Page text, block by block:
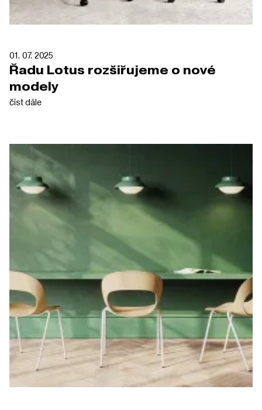
01. 07. 2025
Řadu Lotus rozšiřujeme o nové
modely
číst dále